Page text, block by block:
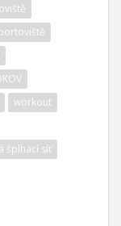
workout
šplhací síť